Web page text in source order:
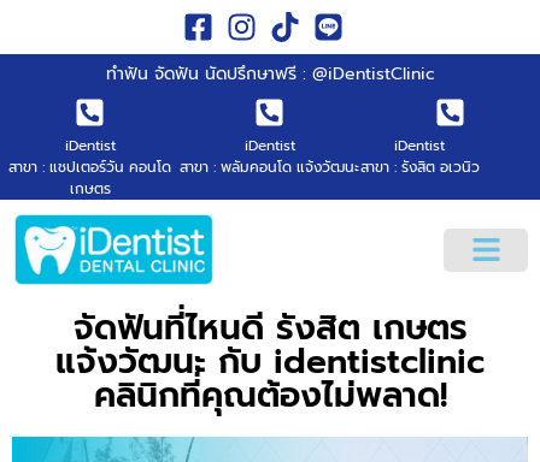
ทำฟัน จัดฟัน นัดปรึกษาฟรี : @iDentistClinic
iDentist
สาขา : แชปเตอร์วัน คอนโด
เกษตร
iDentist
สาขา : พลัมคอนโด แจ้งวัฒนะ
iDentist
สาขา : รังสิต อเวนิว
จัดฟันที่ไหนดี รังสิต เกษตร
แจ้งวัฒนะ กับ identistclinic
คลินิกที่คุณต้องไม่พลาด!